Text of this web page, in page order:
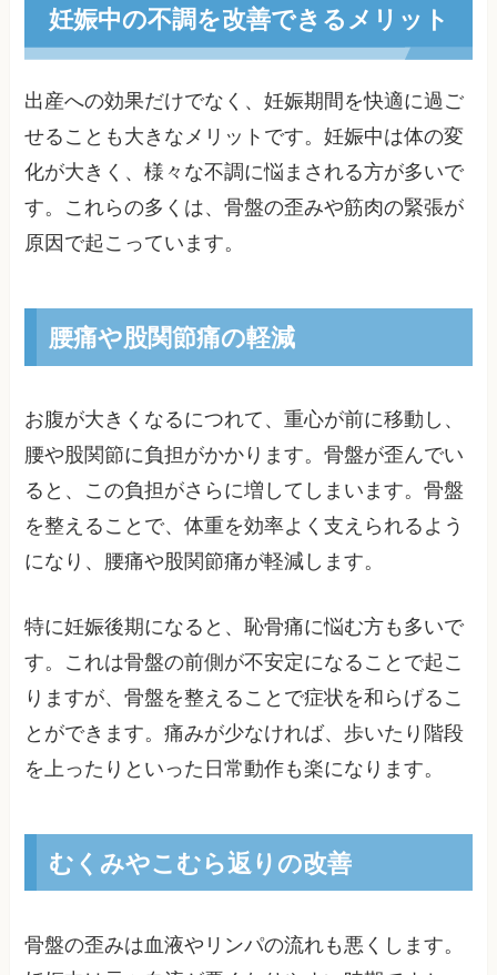
妊娠中の不調を改善できるメリット
出産への効果だけでなく、妊娠期間を快適に過ご
せることも大きなメリットです。妊娠中は体の変
化が大きく、様々な不調に悩まされる方が多いで
す。これらの多くは、骨盤の歪みや筋肉の緊張が
原因で起こっています。
腰痛や股関節痛の軽減
お腹が大きくなるにつれて、重心が前に移動し、
腰や股関節に負担がかかります。骨盤が歪んでい
ると、この負担がさらに増してしまいます。骨盤
を整えることで、体重を効率よく支えられるよう
になり、腰痛や股関節痛が軽減します。
特に妊娠後期になると、恥骨痛に悩む方も多いで
す。これは骨盤の前側が不安定になることで起こ
りますが、骨盤を整えることで症状を和らげるこ
とができます。痛みが少なければ、歩いたり階段
を上ったりといった日常動作も楽になります。
むくみやこむら返りの改善
骨盤の歪みは血液やリンパの流れも悪くします。